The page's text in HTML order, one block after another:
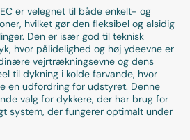
er velegnet til både enkelt- og
hvilket gør den fleksibel og alsidig
Den er især god til teknisk
hvor pålidelighed og høj ydeevne er
vejrtrækningsevne og dens
til dykning i kolde farvande, hvor
en udfordring for udstyret. Denne
valg for dykkere, der har brug for
system, der fungerer optimalt under